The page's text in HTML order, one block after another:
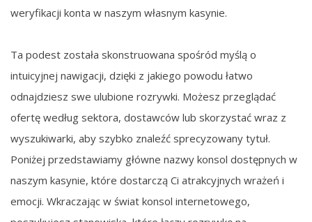
weryfikacji konta w naszym własnym kasynie.
Ta podest została skonstruowana spośród myślą o
intuicyjnej nawigacji, dzięki z jakiego powodu łatwo
odnajdziesz swe ulubione rozrywki. Możesz przeglądać
ofertę według sektora, dostawców lub skorzystać wraz z
wyszukiwarki, aby szybko znaleźć sprecyzowany tytuł.
Poniżej przedstawiamy główne nazwy konsol dostępnych w
naszym kasynie, które dostarczą Ci atrakcyjnych wrażeń i
emocji. Wkraczając w świat konsol internetowego,